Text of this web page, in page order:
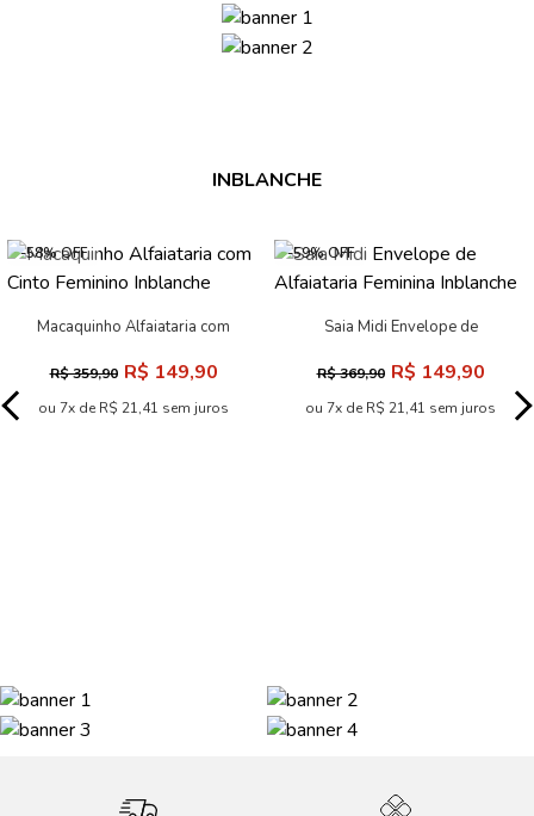
INBLANCHE
-58% OFF
Macaquinho Alfaiataria com
R$ 359,90 R$ 149,90
ou 7x de R$ 21,41 sem juros
-59% OFF
Saia Midi Envelope de
R$ 369,90 R$ 149,90
ou 7x de R$ 21,41 sem juros